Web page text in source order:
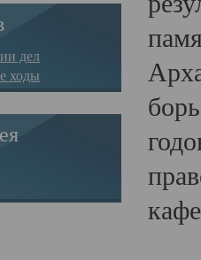
дел
ходы